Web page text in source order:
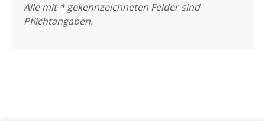
Alle mit * gekennzeichneten Felder sind
Pflichtangaben.